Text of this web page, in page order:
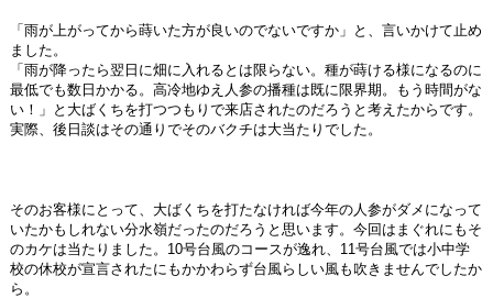
「雨が上がってから蒔いた方が良いのでないですか」と、言いかけて止め
ました。
「雨が降ったら翌日に畑に入れるとは限らない。種が蒔ける様になるのに
最低でも数日かかる。高冷地ゆえ人参の播種は既に限界期。もう時間がな
い！」と大ばくちを打つつもりで来店されたのだろうと考えたからです。
実際、後日談はその通りでそのバクチは大当たりでした。
そのお客様にとって、大ばくちを打たなければ今年の人参がダメになって
いたかもしれない分水嶺だったのだろうと思います。今回はまぐれにもそ
のカケは当たりました。10号台風のコースが逸れ、11号台風では小中学
校の休校が宣言されたにもかかわらず台風らしい風も吹きませんでしたか
ら。